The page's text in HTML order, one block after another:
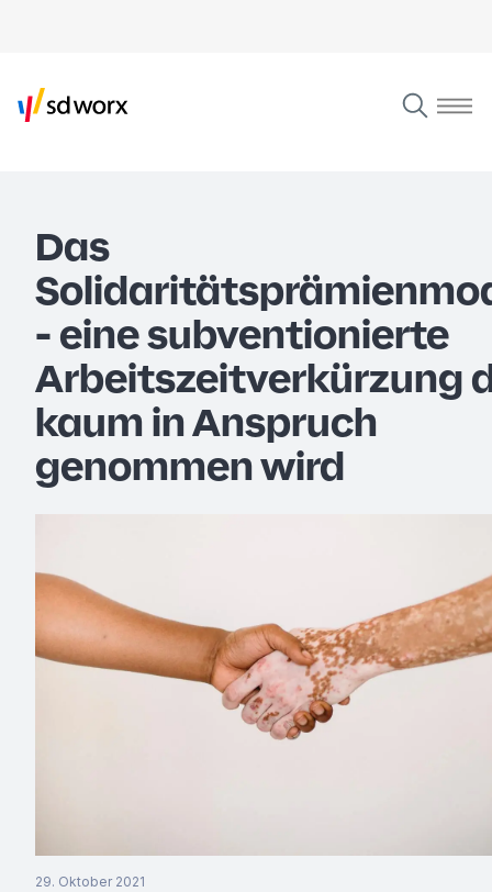
Das
- eine subventionierte
Arbeitszeitverkürzung
kaum in Anspruch
genommen wird
29. Oktober 2021